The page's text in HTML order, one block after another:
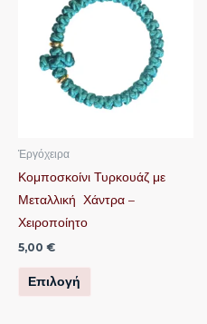
Ἐργόχειρα
Κομποσκοίνι Τυρκουάζ με
Μεταλλική Χάντρα –
Χειροποίητο
5,00 €
Επιλογή
πολλαπλές
παραλλαγές.
Οι
να
επιλεγούν
του